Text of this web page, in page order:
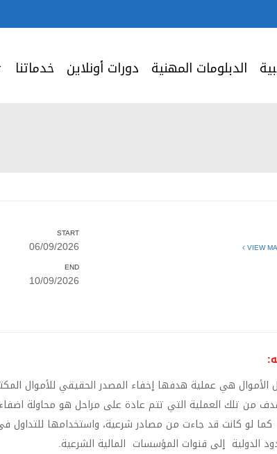
الدبلومات المهنية دورات أونلاين خدماتنا
START
06/09/2026
END
10/09/2026
هي عملية هدفها إخفاء المصدر الحقيقي للأموال
من تلك العملية التي تتم عادة على مراحل هو محاولة
لو كانت قد جاءت من مصادر شرعية، واستخدامها للتداول فى
الدولية إلى قنوات المؤسسات المالية الشرعية.